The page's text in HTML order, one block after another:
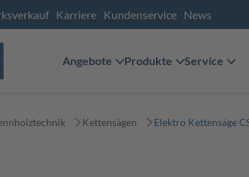
Karriere Kundenservice News
Angebote Produkte Service
Kettensägen Elektro Kettensäge